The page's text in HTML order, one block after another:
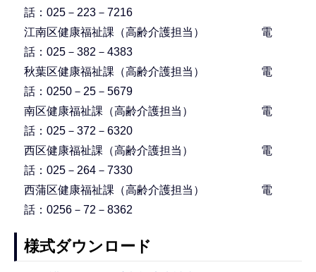
話：025－223－7216
江南区健康福祉課（高齢介護担当） 電
話：025－382－4383
秋葉区健康福祉課（高齢介護担当） 電
話：0250－25－5679
南区健康福祉課（高齢介護担当） 電
話：025－372－6320
西区健康福祉課（高齢介護担当） 電
話：025－264－7330
西蒲区健康福祉課（高齢介護担当） 電
話：0256－72－8362
様式ダウンロード